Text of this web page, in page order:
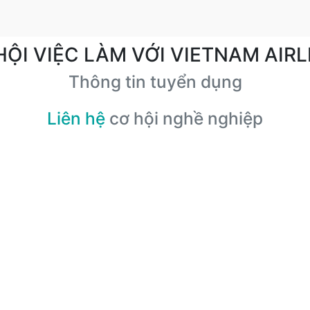
VIỆC LÀM VỚI VIETNAM
Thông tin tuyển dụng
Liên hệ cơ hội nghề nghiệp